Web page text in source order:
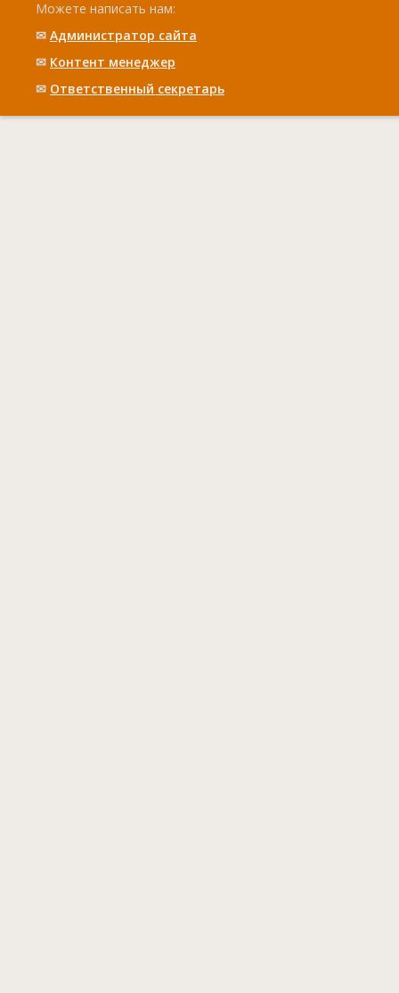
Можете написать нам:
✉ Администратор сайта
✉ Контент менеджер
✉ Ответственный cекретарь